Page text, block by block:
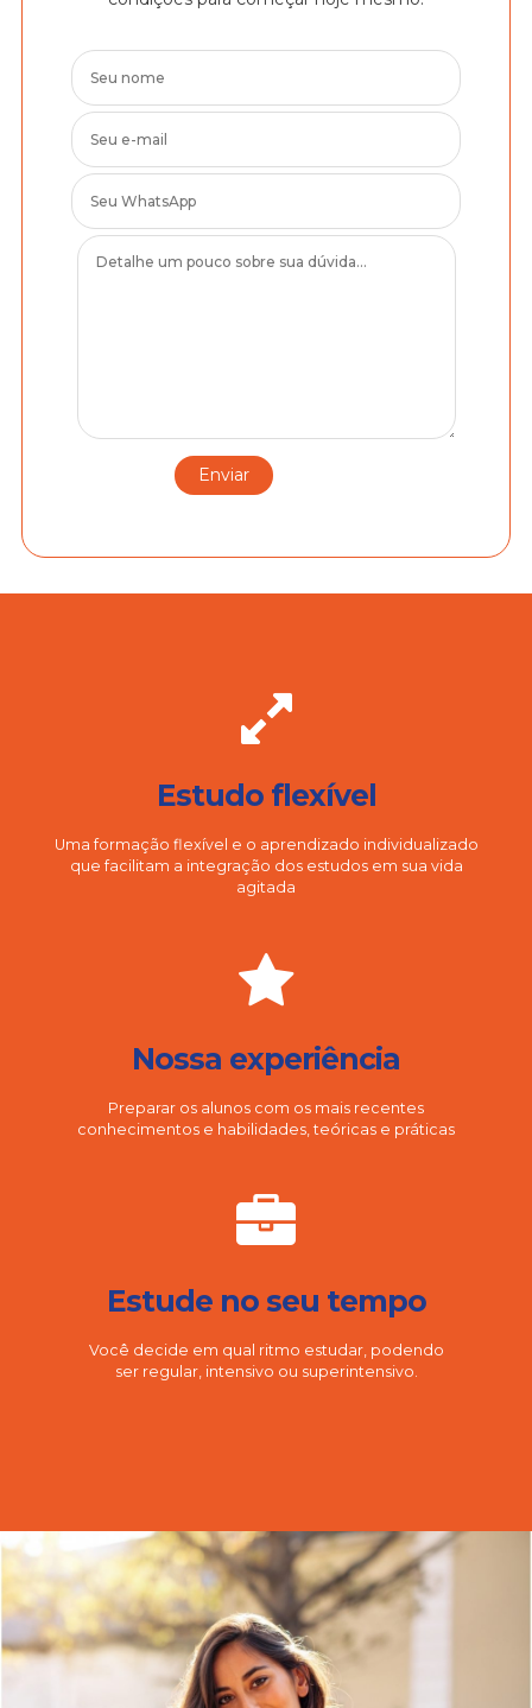
Estudo flexível
Uma formação flexível e o aprendizado individualizado
que facilitam a integração dos estudos em sua vida
agitada
Nossa experiência
Preparar os alunos com os mais recentes
conhecimentos e habilidades, teóricas e práticas
Estude no seu tempo
Você decide em qual ritmo estudar, podendo
ser regular, intensivo ou superintensivo.